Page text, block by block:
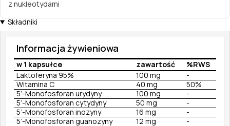
z nukleotydami
Składniki
Informacja żywieniowa
w 1 kapsułce zawartość
%RWS
Laktoferyna 95%
100 mg
-
Witamina C
40 mg
50%
5’-Monofosforan urydyny
100 mg
-
5’-Monofosforan cytydyny
50 mg
-
5’-Monofosforan inozyny
16 mg
-
5’-Monofosforan guanozyny
12 mg -